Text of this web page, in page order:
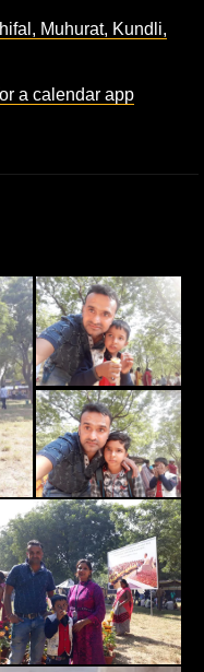
Muhurat, Kundli,
a calendar app